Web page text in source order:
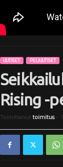
UUTISET PELIUUTISET
Rising -
Toimittanut toimitus-